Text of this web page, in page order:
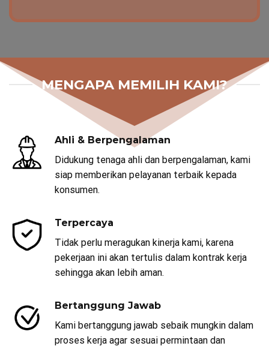
MENGAPA MEMILIH KAMI?
Ahli & Berpengalaman
Didukung tenaga ahli dan berpengalaman, kami
siap memberikan pelayanan terbaik kepada
konsumen.
Terpercaya
Tidak perlu meragukan kinerja kami, karena
pekerjaan ini akan tertulis dalam kontrak kerja
sehingga akan lebih aman.
Bertanggung Jawab
Kami bertanggung jawab sebaik mungkin dalam
proses kerja agar sesuai permintaan dan